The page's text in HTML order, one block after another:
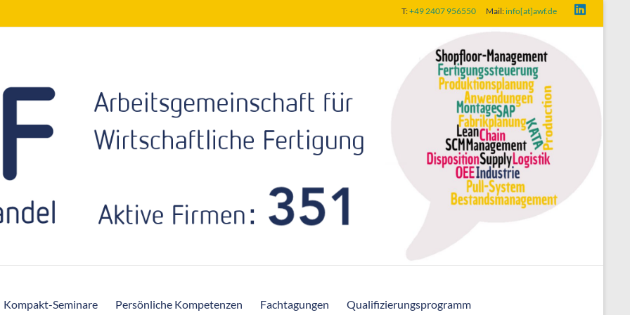
T:+49 2407 956550 Mail:info[at]awf.de
Kompakt-Seminare Persönliche Kompetenzen Fachtagungen Qualifizierungsprogramm